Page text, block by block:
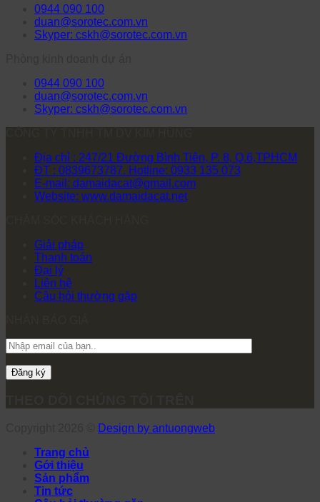
0944 090 100
duan@sorotec.com.vn
Skyper: cskh@sorotec.com.vn
0944 090 100
duan@sorotec.com.vn
Skyper: cskh@sorotec.com.vn
Địa chỉ : 247/21 Đường Bình Tiên, P. 8, Q.6,TPHCM
ĐT : 0839673787. Hotline: 0933 135 073
E-mail: damaidacat@gmail.com
Website: www.damaidacat.net
Giải pháp
Thanh toán
Đại lý
Liên hệ
Câu hỏi thường gặp
Design by antuongweb
Trang chủ
Gới thiệu
Sản phẩm
Tin tức